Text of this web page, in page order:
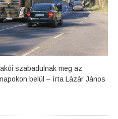
szabadulnak meg az
belül – írta Lázár János